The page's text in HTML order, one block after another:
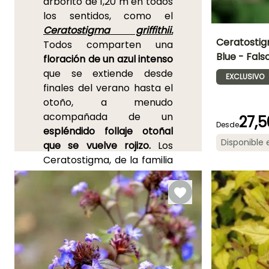
los sentidos, como el
Ceratostigma griffithii.
Todos comparten una
floración de un azul intenso
que se extiende desde
finales del verano hasta el
otoño, a menudo
acompañada de un
espléndido follaje otoñal
que se vuelve rojizo.Los
Ceratostigma, de la familia
de las Plumbagináceas, en
su mayoría son originarios
del Himalaya y Extremo
Oriente. Su floración tardía
se despliega en los
extremos de los tallos, en
forma de pequeñas flores
madurez
60 cm
Periodo de
Blue -
EXCLUSIVO
Desde
Disponible